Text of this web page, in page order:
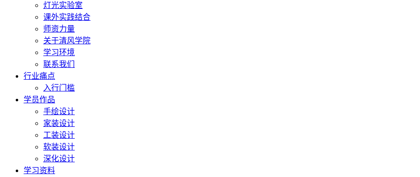
灯光实验室
课外实践结合
师资力量
关于清风学院
学习环境
联系我们
行业痛点
入行门槛
学员作品
手绘设计
家装设计
工装设计
软装设计
深化设计
学习资料